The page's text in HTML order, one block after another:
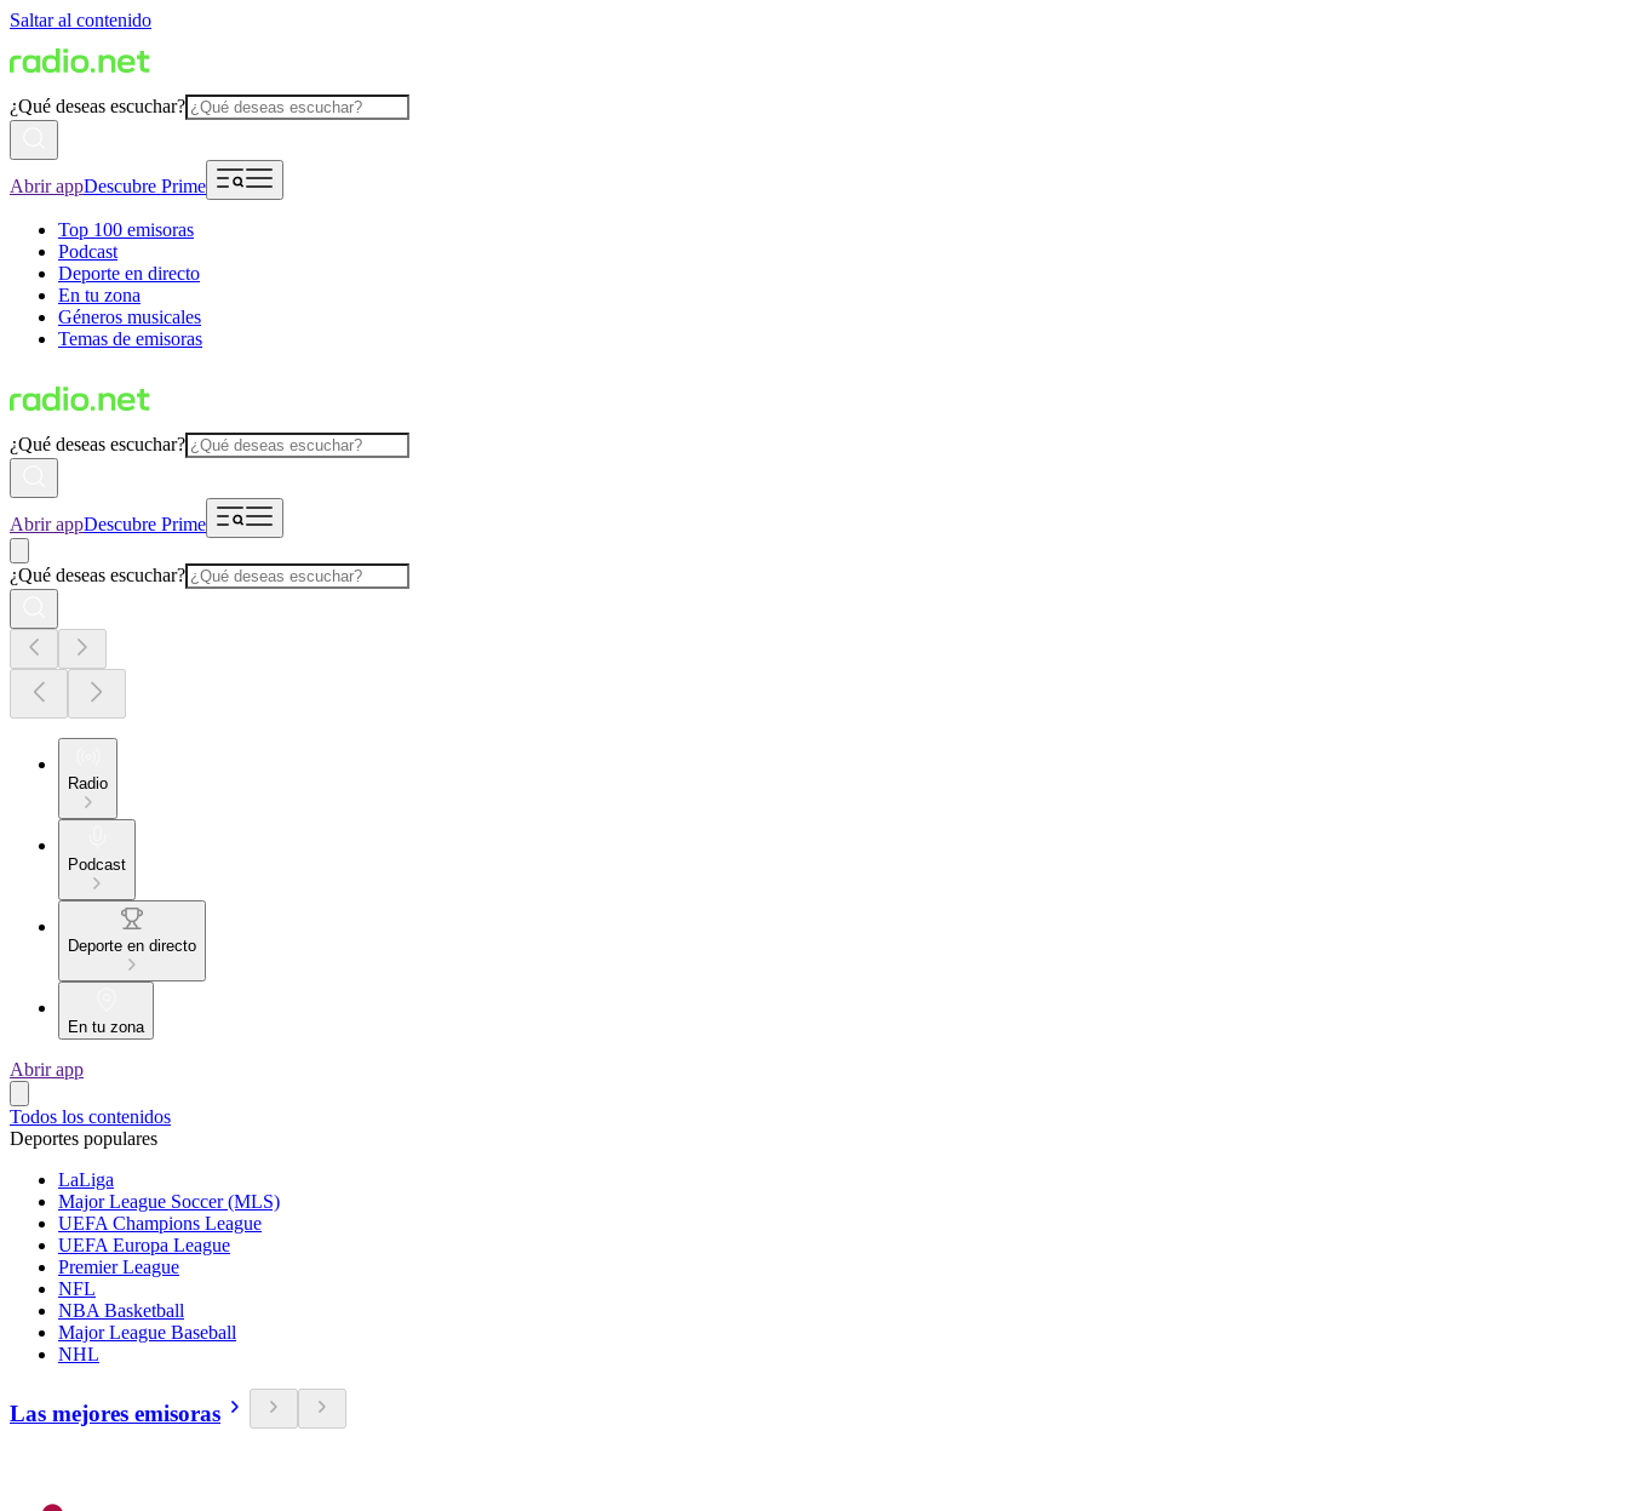
Saltar al contenido
¿Qué deseas escuchar?
Abrir appDescubre Prime
Top 100 emisoras
Podcast
Deporte en directo
En tu zona
Géneros musicales
Temas de emisoras
¿Qué deseas escuchar?
Abrir appDescubre Prime
¿Qué deseas escuchar?
Radio
Podcast
Deporte en directo
En tu zona
Abrir app
Todos los contenidos
Deportes populares
LaLiga
Major League Soccer (MLS)
UEFA Champions League
UEFA Europa League
Premier League
NFL
NBA Basketball
Major League Baseball
NHL
Las mejores emisoras